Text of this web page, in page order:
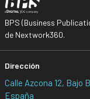
BPS (Business
de Nextwork360.
Dirección
Calle Azcona 12, Bajo
España